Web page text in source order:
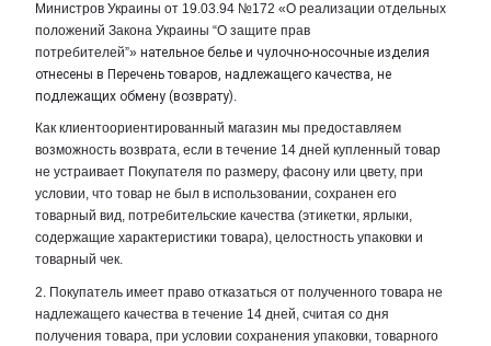
Министров Украины от 19.03.94 №172 «О реализации отдельных
положений Закона Украины “О защите прав
потребителей”» нательное белье и чулочно-носочные изделия
отнесены в Перечень товаров, надлежащего качества, не
подлежащих обмену (возврату).
Как клиентоориентированный магазин мы предоставляем
возможность возврата, если в течение 14 дней купленный товар
не устраивает Покупателя по размеру, фасону или цвету, при
условии, что товар не был в использовании, сохранен его
товарный вид, потребительские качества (этикетки, ярлыки,
содержащие характеристики товара), целостность упаковки и
товарный чек.
2. Покупатель имеет право отказаться от полученного товара не
надлежащего качества в течение 14 дней, считая со дня
получения товара, при условии сохранения упаковки, товарного